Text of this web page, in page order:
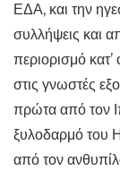
ΕΔΑ, και την
συλλήψεις και
περιορισμό
στις γνωστές
πρώτα από τον
ξυλοδαρμό του
από τον